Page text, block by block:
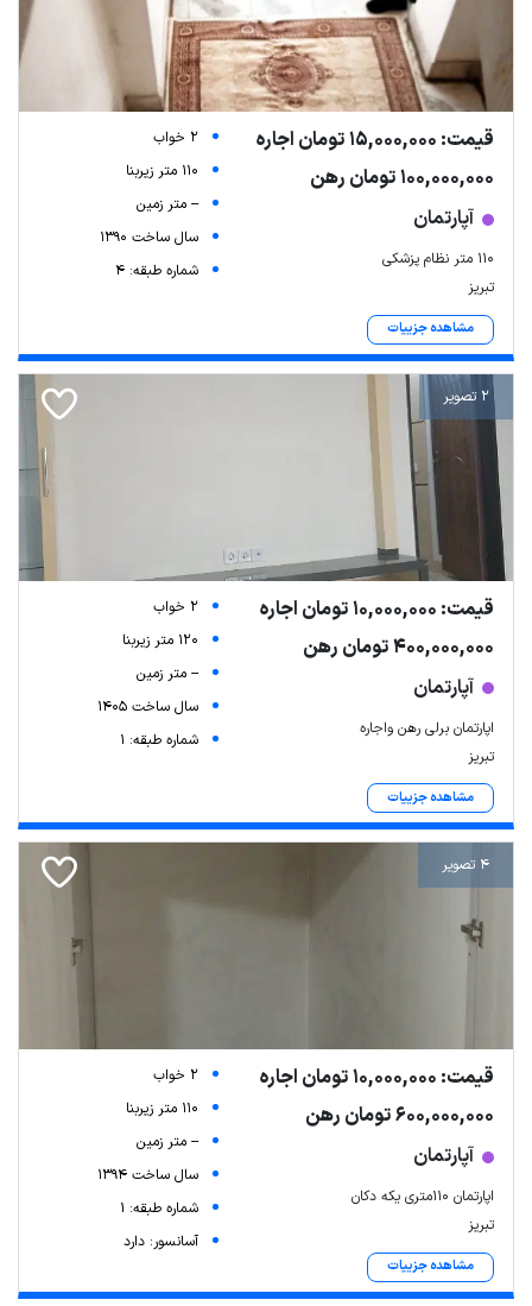
قیمت: 15,000,000 تومان اجاره
100,000,000 تومان رهن
آپارتمان
۱۱۰ متر نظام پزشکی
تبریز
مشاهده جزییات
2 خواب
110 متر زیربنا
-- متر زمین
سال ساخت 1390
شماره طبقه: 4
2 تصویر
قیمت: 10,000,000 تومان اجاره
400,000,000 تومان رهن
آپارتمان
اپارتمان برلی رهن واجاره
تبریز
مشاهده جزییات
2 خواب
120 متر زیربنا
-- متر زمین
سال ساخت 1405
شماره طبقه: 1
4 تصویر
قیمت: 10,000,000 تومان اجاره
600,000,000 تومان رهن
آپارتمان
اپارتمان ۱۱۰متری یکه دکان
تبریز
مشاهده جزییات
2 خواب
110 متر زیربنا
-- متر زمین
سال ساخت 1394
شماره طبقه: 1
آسانسور: دارد